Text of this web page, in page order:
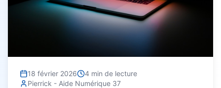
18 février 2026 4 min de lecture
Pierrick - Aide Numérique 37